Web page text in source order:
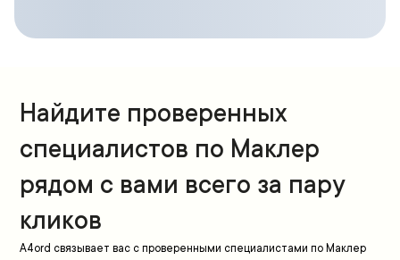
Найдите проверенных
специалистов по Маклер
рядом с вами всего за пару
кликов
A4ord связывает вас с проверенными специалистами по Маклер